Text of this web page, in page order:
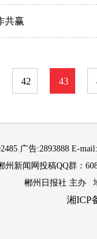
共赢
42 43
广告:2893888 E-
州新闻网投稿QQ群：
郴州日报社 主办
湘ICP